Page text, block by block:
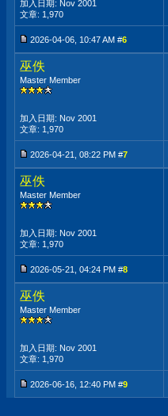
加入日期: Nov 2001
文章: 1,970
2026-04-06, 10:47 AM #6
巫佚
Master Member
加入日期: Nov 2001
文章: 1,970
2026-04-21, 08:22 PM #7
巫佚
Master Member
加入日期: Nov 2001
文章: 1,970
2026-05-21, 04:24 PM #8
巫佚
Master Member
加入日期: Nov 2001
文章: 1,970
2026-06-16, 12:40 PM #9